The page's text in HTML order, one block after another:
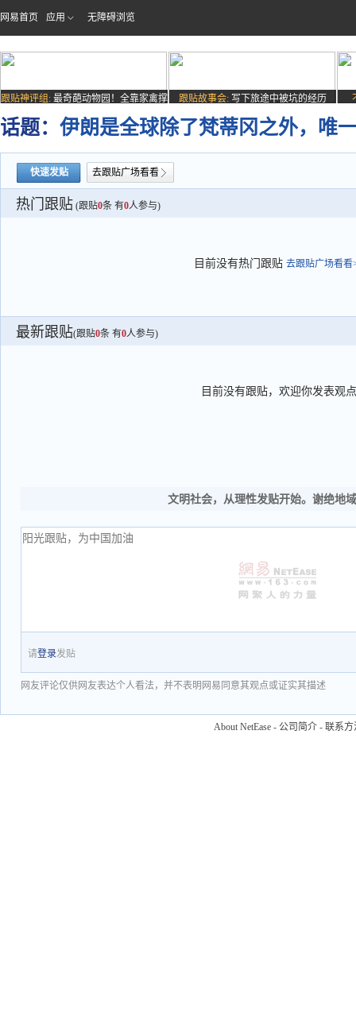
网易首页 应用 无障碍浏览
跟贴神评组: 最奇葩动物园！全靠家禽撑
场子
跟贴故事会: 写下旅途中被坑的经历
话题： 伊朗是全球除了梵蒂冈之外，唯
快速发贴 去跟贴广场看看
热门跟贴 (跟贴0条 有0人参与)
目前没有热门跟贴 去跟贴广场看看
最新跟贴(跟贴0条 有0人参与)
目前没有跟贴，欢迎你发表观点
文明社会，从理性发贴开始。谢绝地
请登录发贴
网友评论仅供网友表达个人看法，并不表明网易同意其观点或证实其描述
About NetEase - 公司简介 - 联系方